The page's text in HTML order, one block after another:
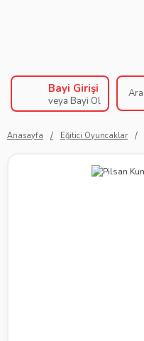
Bayi Girişi
veya Bayi Ol
Anasayfa Eğitici Oyuncaklar